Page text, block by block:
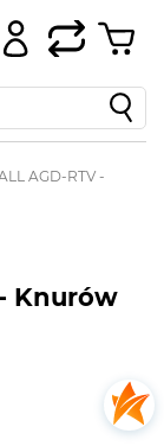
AGD-RTV -
Knurów
contributors